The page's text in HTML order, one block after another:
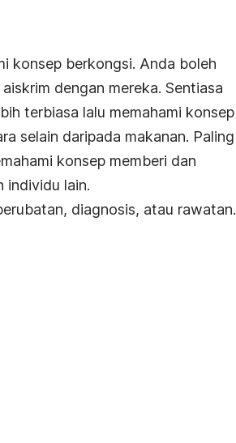
konsep berkongsi. Anda boleh
dengan mereka. Sentiasa
terbiasa lalu memahami konsep
selain daripada makanan. Paling
konsep memberi dan
individu lain.
diagnosis, atau rawatan.